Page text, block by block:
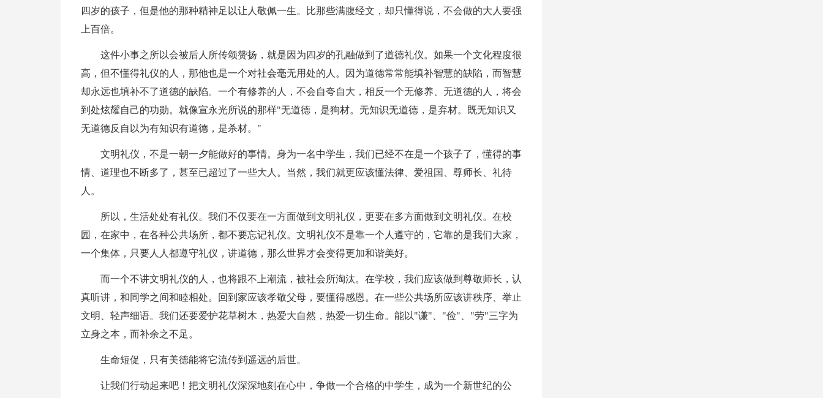
四岁的孩子，但是他的那种精神足以让人敬佩一生。比那些满腹经文，却只懂得说，不会做的大人要强
上百倍。
这件小事之所以会被后人所传颂赞扬，就是因为四岁的孔融做到了道德礼仪。如果一个文化程度很
高，但不懂得礼仪的人，那他也是一个对社会毫无用处的人。因为道德常常能填补智慧的缺陷，而智慧
却永远也填补不了道德的缺陷。一个有修养的人，不会自夸自大，相反一个无修养、无道德的人，将会
到处炫耀自己的功勋。就像宣永光所说的那样"无道德，是狗材。无知识无道德，是弃材。既无知识又
无道德反自以为有知识有道德，是杀材。"
文明礼仪，不是一朝一夕能做好的事情。身为一名中学生，我们已经不在是一个孩子了，懂得的事
情、道理也不断多了，甚至已超过了一些大人。当然，我们就更应该懂法律、爱祖国、尊师长、礼待
人。
所以，生活处处有礼仪。我们不仅要在一方面做到文明礼仪，更要在多方面做到文明礼仪。在校
园，在家中，在各种公共场所，都不要忘记礼仪。文明礼仪不是靠一个人遵守的，它靠的是我们大家，
一个集体，只要人人都遵守礼仪，讲道德，那么世界才会变得更加和谐美好。
而一个不讲文明礼仪的人，也将跟不上潮流，被社会所淘汰。在学校，我们应该做到尊敬师长，认
真听讲，和同学之间和睦相处。回到家应该孝敬父母，要懂得感恩。在一些公共场所应该讲秩序、举止
文明、轻声细语。我们还要爱护花草树木，热爱大自然，热爱一切生命。能以"谦"、"俭"、"劳"三字为
立身之本，而补余之不足。
生命短促，只有美德能将它流传到遥远的后世。
让我们行动起来吧！把文明礼仪深深地刻在心中，争做一个合格的中学生，成为一个新世纪的公